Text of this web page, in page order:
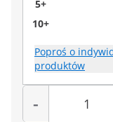
5+
10+
Poproś o
produktów
-
Liczba